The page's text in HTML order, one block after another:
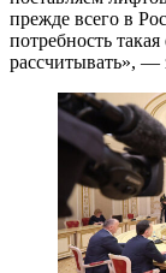
прежде всего в
потребность
рассчитывать», —